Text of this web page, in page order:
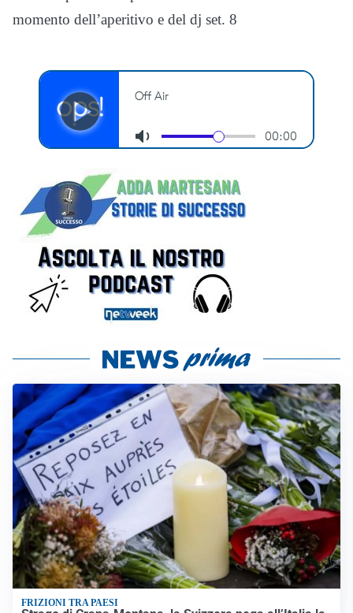
momento dell’aperitivo e del dj set. 8
FRIZIONI TRA PAESI